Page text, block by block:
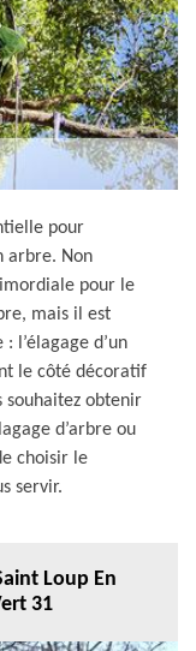
pour
arbre. Non
pour le
mais il est
l’élagage d’un
le côté décoratif
souhaitez obtenir
d’arbre ou
choisir le
servir.
Loup En
31